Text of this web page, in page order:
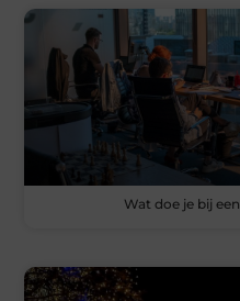
Wat doe je bij